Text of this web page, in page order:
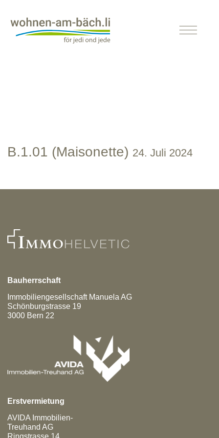
B.1.01 (Maisonette) 24. Juli 2024
Bauherrschaft
Immobiliengesellschaft Manuela AG
Schönburgstrasse 19
3000 Bern 22
Erstvermietung
AVIDA Immobilien-
Treuhand AG